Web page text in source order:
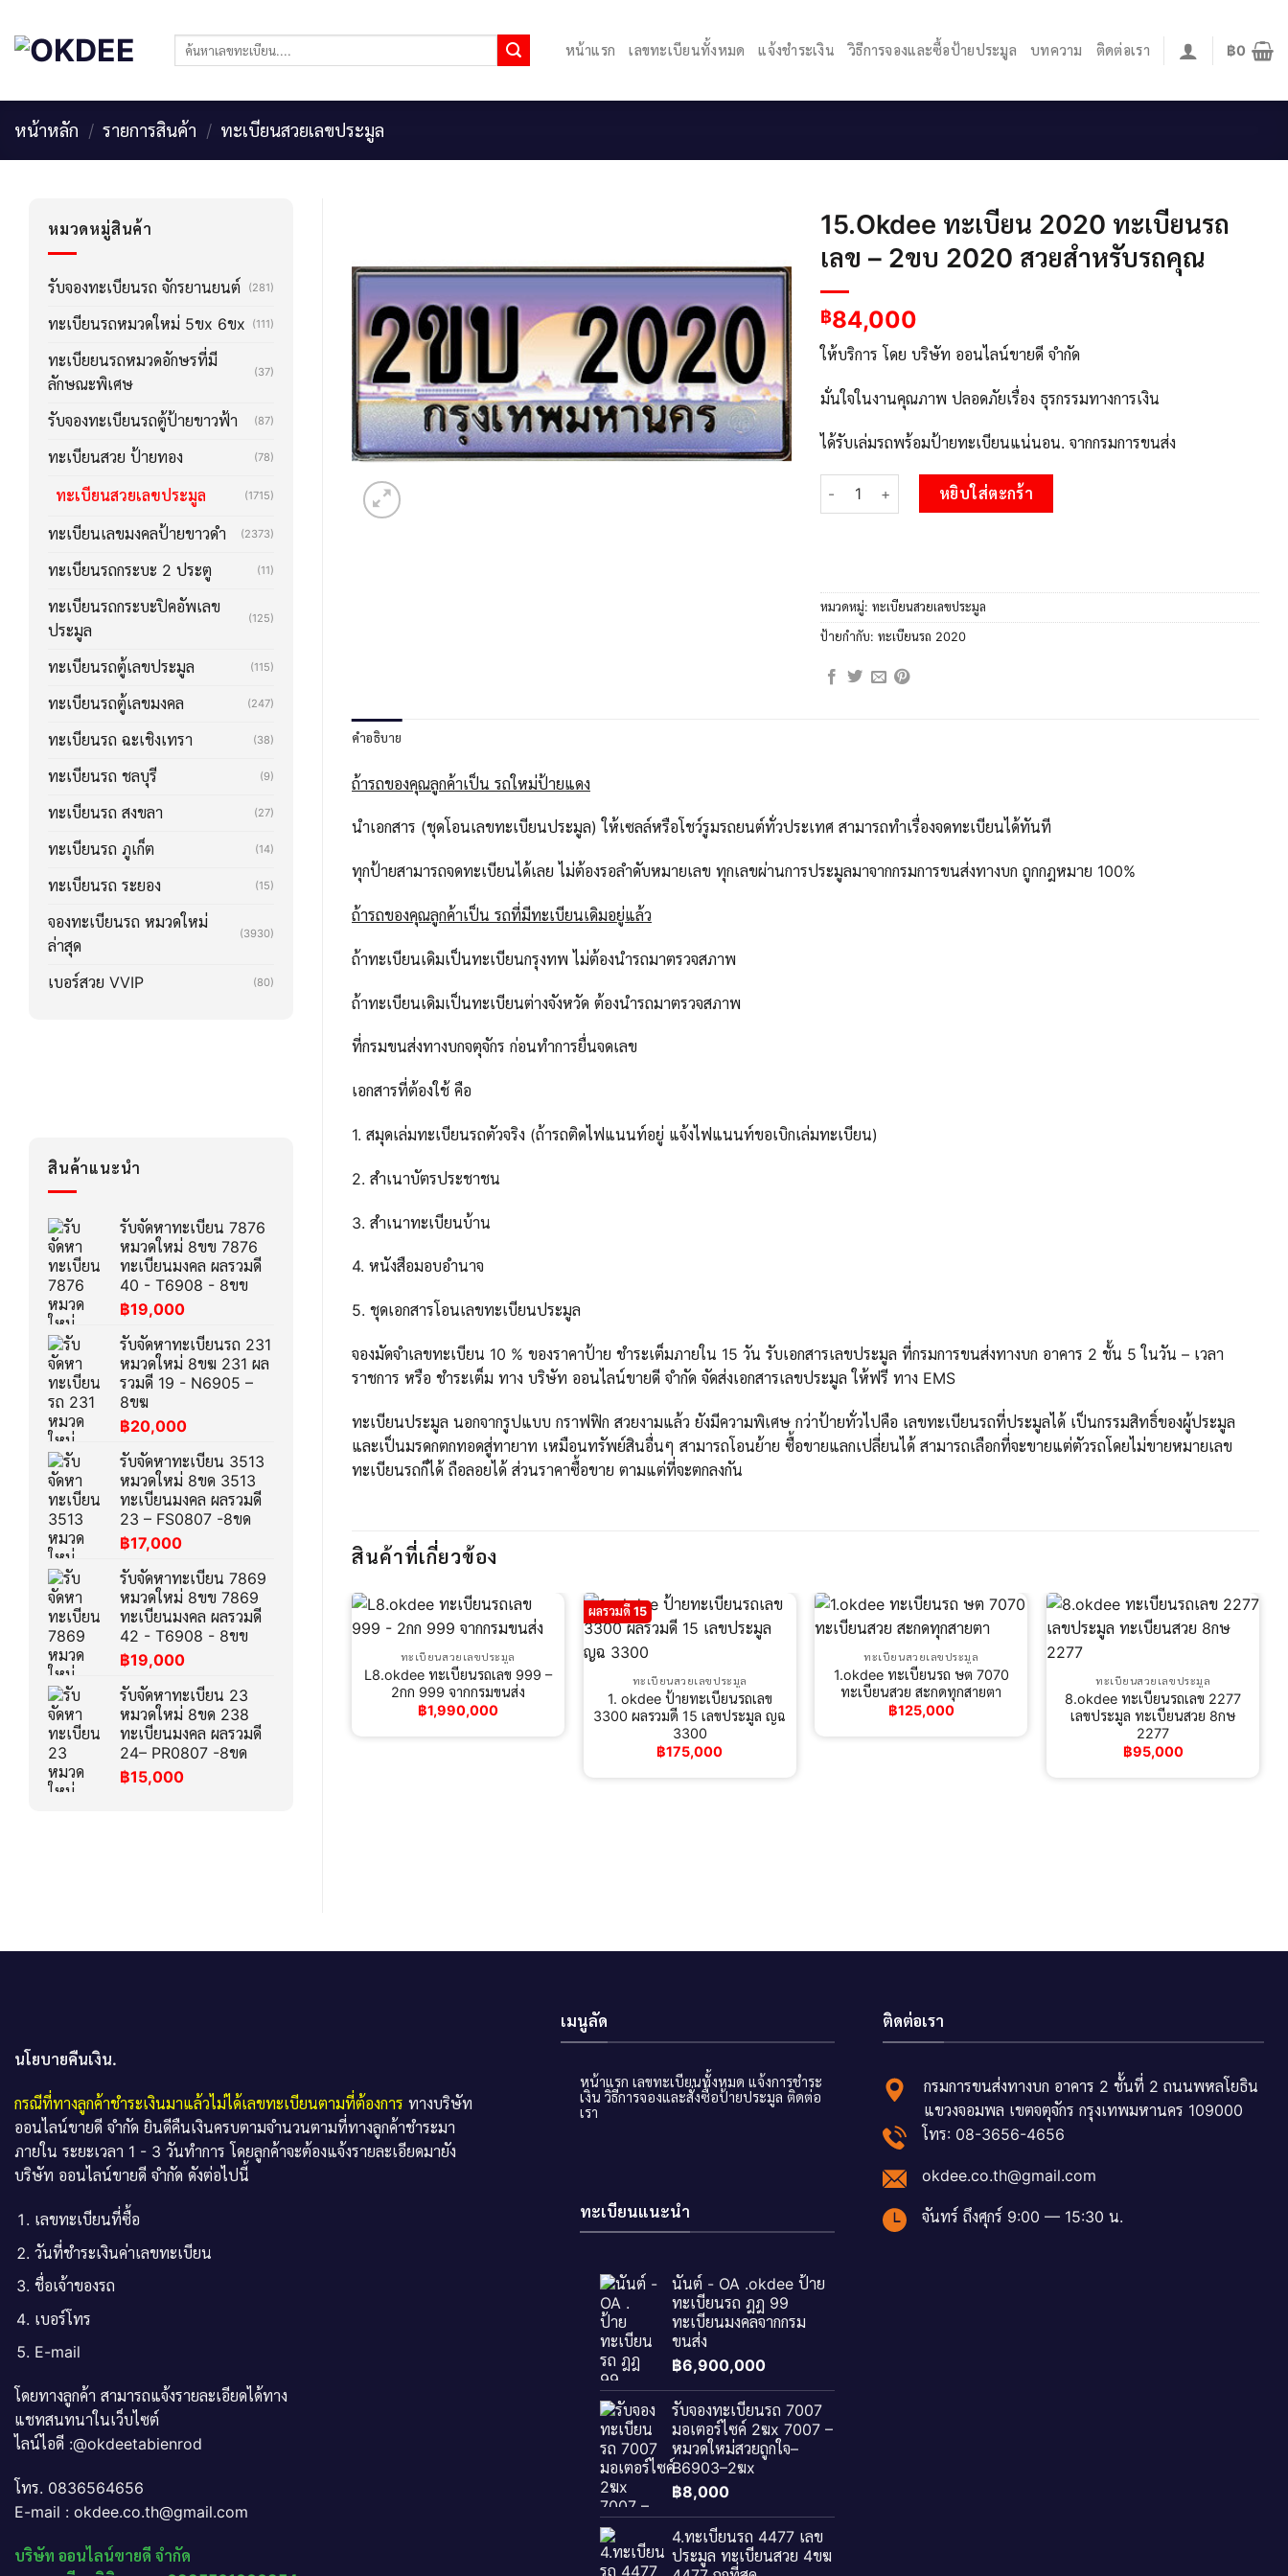
content
ค้นหา: หน้าแรก เลขทะเบียนทั้งหมด แจ้งชำระเงิน วิธีการจองและซื้อป้ายประมูล บทความ ติดต่อเรา ฿0
หน้าหลัก / รายการสินค้า / ทะเบียนสวยเลขประมูล
หมวดหมู่สินค้า
รับจองทะเบียนรถ จักรยานยนต์ (281)
ทะเบียนรถหมวดใหม่ 5ขx 6ขx (111)
ทะเบียยนรถหมวดอักษรที่มี
ลักษณะพิเศษ
(37)
รับจองทะเบียนรถตู้ป้ายขาวฟ้า (87)
ทะเบียนสวย ป้ายทอง (78)
ทะเบียนสวยเลขประมูล (1715)
ทะเบียนเลขมงคลป้ายขาวดำ (2373)
ทะเบียนรถกระบะ 2 ประตู (11)
ทะเบียนรถกระบะปิคอัพเลข
ประมูล
(125)
ทะเบียนรถตู้เลขประมูล (115)
ทะเบียนรถตู้เลขมงคล (247)
ทะเบียนรถ ฉะเชิงเทรา (38)
ทะเบียนรถ ชลบุรี (9)
ทะเบียนรถ สงขลา (27)
ทะเบียนรถ ภูเก็ต (14)
ทะเบียนรถ ระยอง (15)
จองทะเบียนรถ หมวดใหม่
ล่าสุด
(3930)
เบอร์สวย VVIP (80)
สินค้าแนะนำ
รับจัดหาทะเบียน 7876
หมวดใหม่ 8ขข 7876
ทะเบียนมงคล ผลรวมดี
40 - T6908 - 8ขข
฿19,000
รับจัดหาทะเบียนรถ 231
หมวดใหม่ 8ขฆ 231 ผล
รวมดี 19 - N6905 –
8ขฆ
฿20,000
รับจัดหาทะเบียน 3513
หมวดใหม่ 8ขด 3513
ทะเบียนมงคล ผลรวมดี
23 – FS0807 -8ขด
฿17,000
รับจัดหาทะเบียน 7869
หมวดใหม่ 8ขข 7869
ทะเบียนมงคล ผลรวมดี
42 - T6908 - 8ขข
฿19,000
รับจัดหาทะเบียน 23
หมวดใหม่ 8ขด 238
ทะเบียนมงคล ผลรวมดี
24– PR0807 -8ขด
฿15,000
15.Okdee ทะเบียน 2020 ทะเบียนรถ
เลข – 2ขบ 2020 สวยสำหรับรถคุณ
฿84,000
ให้บริการ โดย บริษัท ออนไลน์ขายดี จำกัด
มั่นใจในงานคุณภาพ ปลอดภัยเรื่อง ธุรกรรมทางการเงิน
ได้รับเล่มรถพร้อมป้ายทะเบียนแน่นอน. จากกรมการขนส่ง
จำนวน 15.Okdee ทะเบียน 2020 ทะเบียนรถเลข – 2ขบ 2020 สวยสำหรับรถ
หยิบใส่ตะกร้า
หมวดหมู่: ทะเบียนสวยเลขประมูล
ป้ายกำกับ: ทะเบียนรถ 2020
คำอธิบาย
ถ้ารถของคุณลูกค้าเป็น รถใหม่ป้ายแดง
นำเอกสาร (ชุดโอนเลขทะเบียนประมูล) ให้เซลล์หรือโชว์รูมรถยนต์ทั่วประเทศ สามารถทำเรื่องจดทะเบียนได้ทันที
ทุกป้ายสามารถจดทะเบียนได้เลย ไม่ต้องรอลำดับหมายเลข ทุกเลขผ่านการประมูลมาจากกรมการขนส่งทางบก ถูกกฎหมาย 100%
ถ้ารถของคุณลูกค้าเป็น รถที่มีทะเบียนเดิมอยู่แล้ว
ถ้าทะเบียนเดิมเป็นทะเบียนกรุงทพ ไม่ต้องนำรถมาตรวจสภาพ
ถ้าทะเบียนเดิมเป็นทะเบียนต่างจังหวัด ต้องนำรถมาตรวจสภาพ
ที่กรมขนส่งทางบกจตุจักร ก่อนทำการยื่นจดเลข
เอกสารที่ต้องใช้ คือ
1. สมุดเล่มทะเบียนรถตัวจริง (ถ้ารถติดไฟแนนท์อยู่ แจ้งไฟแนนท์ขอเบิกเล่มทะเบียน)
2. สำเนาบัตรประชาชน
3. สำเนาทะเบียนบ้าน
4. หนังสือมอบอำนาจ
5. ชุดเอกสารโอนเลขทะเบียนประมูล
จองมัดจำเลขทะเบียน 10 % ของราคาป้าย ชำระเต็มภายใน 15 วัน รับเอกสารเลขประมูล ที่กรมการขนส่งทางบก อาคาร 2 ชั้น 5 ในวัน – เวลา
ราชการ หรือ ชำระเต็ม ทาง บริษัท ออนไลน์ขายดี จำกัด จัดส่งเอกสารเลขประมูล ให้ฟรี ทาง EMS
ทะเบียนประมูล นอกจากรูปแบบ กราฟฟิก สวยงามแล้ว ยังมีความพิเศษ กว่าป้ายทั่วไปคือ เลขทะเบียนรถที่ประมูลได้ เป็นกรรมสิทธิ์ของผู้ประมูล
และเป็นมรดกตกทอดสู่ทายาท เหมือนทรัพย์สินอื่นๆ สามารถโอนย้าย ซื้อขายแลกเปลี่ยนได้ สามารถเลือกที่จะขายแต่ตัวรถโดยไม่ขายหมายเลข
ทะเบียนรถก็ได้ ถือลอยได้ ส่วนราคาซื้อขาย ตามแต่ที่จะตกลงกัน
สินค้าที่เกี่ยวข้อง
ทะเบียนสวยเลขประมูล
L8.okdee ทะเบียนรถเลข 999 –
2กก 999 จากกรมขนส่ง
฿1,990,000
ผลรวมดี 15
ทะเบียนสวยเลขประมูล
1. okdee ป้ายทะเบียนรถเลข
3300 ผลรวมดี 15 เลขประมูล ญฉ
3300
฿175,000
ทะเบียนสวยเลขประมูล
1.okdee ทะเบียนรถ ษต 7070
ทะเบียนสวย สะกดทุกสายตา
฿125,000
ทะเบียนสวยเลขประมูล
8.okdee ทะเบียนรถเลข 2277
เลขประมูล ทะเบียนสวย 8กษ
2277
฿95,000
นโยบายคืนเงิน.
กรณีที่ทางลูกค้าชำระเงินมาแล้วไม่ได้เลขทะเบียนตามที่ต้องการ ทางบริษัท
ออนไลน์ขายดี จำกัด ยินดีคืนเงินครบตามจำนวนตามที่ทางลูกค้าชำระมา
ภายใน ระยะเวลา 1 - 3 วันทำการ โดยลูกค้าจะต้องแจ้งรายละเอียดมายัง
บริษัท ออนไลน์ขายดี จำกัด ดังต่อไปนี้
เลขทะเบียนที่ซื้อ
วันที่ชำระเงินค่าเลขทะเบียน
ชื่อเจ้าของรถ
เบอร์โทร
E-mail
โดยทางลูกค้า สามารถแจ้งรายละเอียดได้ทาง
แชทสนทนาในเว็บไซต์
ไลน์ไอดี :@okdeetabienrod
โทร. 0836564656
E-mail : okdee.co.th@gmail.com
บริษัท ออนไลน์ขายดี จำกัด
เมนูลัด
หน้าแรก เลขทะเบียนทั้งหมด แจ้งการชำระ
เงิน วิธีการจองและสั่งซื้อป้ายประมูล ติดต่อ
เรา
ทะเบียนแนะนำ
นันต์ - OA .okdee ป้าย
ทะเบียนรถ ฎฎ 99
ทะเบียนมงคลจากกรม
ขนส่ง
฿6,900,000
รับจองทะเบียนรถ 7007
มอเตอร์ไซค์ 2ฆx 7007 –
หมวดใหม่สวยถูกใจ–
B6903–2ฆx
฿8,000
4.ทะเบียนรถ 4477 เลข
ประมูล ทะเบียนสวย 4ขฆ
ติดต่อเรา
กรมการขนส่งทางบก อาคาร 2 ชั้นที่ 2 ถนนพหลโยธิน
แขวงจอมพล เขตจตุจักร กรุงเทพมหานคร 109000
โทร: 08-3656-4656
okdee.co.th@gmail.com
จันทร์ ถึงศุกร์ 9:00 — 15:30 น.